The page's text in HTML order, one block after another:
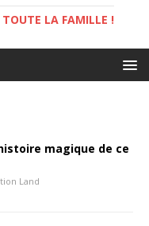
LA FAMILLE !
magique de ce
Land